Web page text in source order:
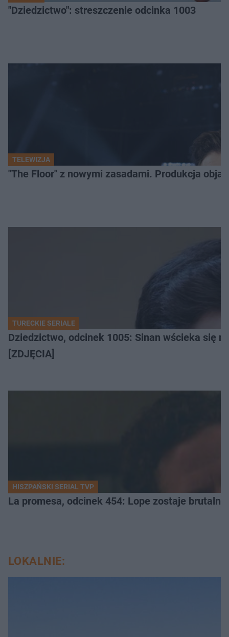
"Dziedzictwo": streszczenie odcinka 1003
TELEWIZJA
"The Floor" z nowymi zasadami. Produkcja
TURECKIE SERIALE
Dziedzictwo, odcinek 1005: Sinan wścieka się
[ZDJĘCIA]
HISZPAŃSKI SERIAL TVP
La promesa, odcinek 454: Lope zostaje
LOKALNIE: